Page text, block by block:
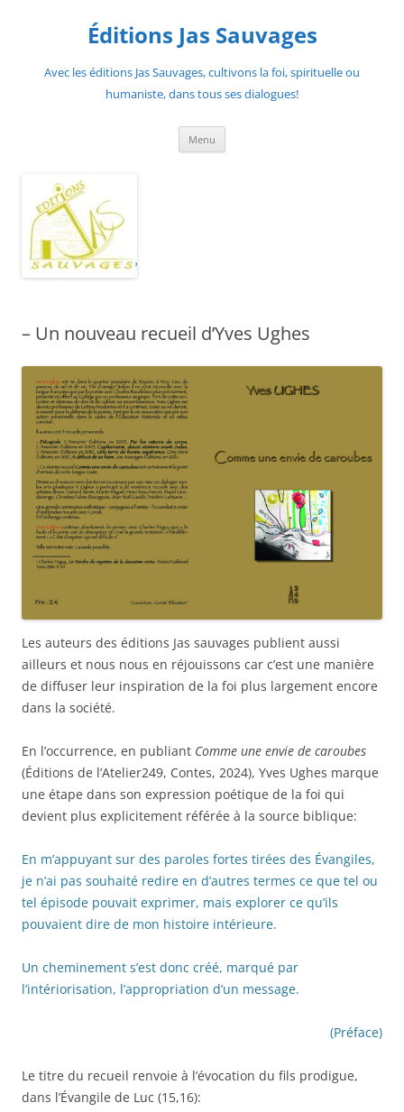
Éditions Jas Sauvages
Avec les éditions Jas Sauvages, cultivons la foi, spirituelle ou
humaniste, dans tous ses dialogues!
Menu
– Un nouveau recueil d’Yves Ughes
Les auteurs des éditions Jas sauvages publient aussi
ailleurs et nous nous en réjouissons car c’est une manière
de diffuser leur inspiration de la foi plus largement encore
dans la société.
En l’occurrence, en publiant Comme une envie de caroubes
(Éditions de l’Atelier249, Contes, 2024), Yves Ughes marque
une étape dans son expression poétique de la foi qui
devient plus explicitement référée à la source biblique:
En m’appuyant sur des paroles fortes tirées des Évangiles,
je n’ai pas souhaité redire en d’autres termes ce que tel ou
tel épisode pouvait exprimer, mais explorer ce qu’ils
pouvaient dire de mon histoire intérieure.
Un cheminement s’est donc créé, marqué par
l’intériorisation, l’appropriation d’un message.
(Préface)
Le titre du recueil renvoie à l’évocation du fils prodigue,
dans l’Évangile de Luc (15,16):